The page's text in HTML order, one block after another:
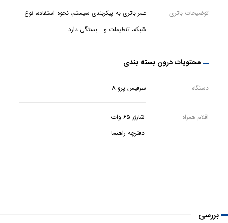
توضیحات باتری
عمر باتری به پیکربندی سیستم، نحوه استفاده، نوع
شبکه، تنظیمات و... بستگی دارد
محتویات درون بسته بندی
دستگاه سرفیس پرو 8
اقلام همراه
-دفترچه راهنما
بررسی